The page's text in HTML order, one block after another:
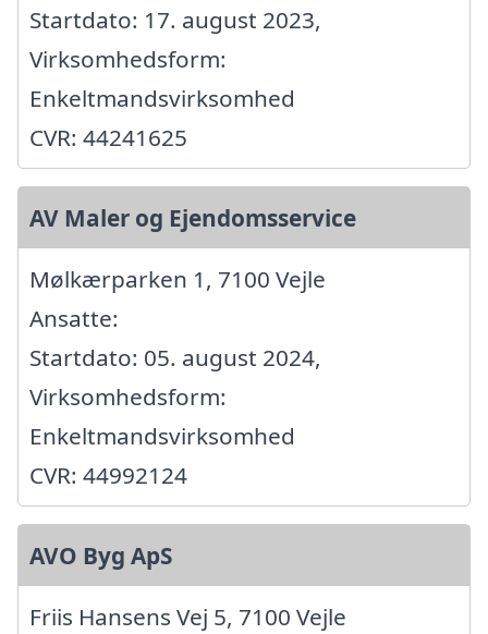
Startdato: 17. august 2023,
Virksomhedsform:
Enkeltmandsvirksomhed
CVR: 44241625
AV Maler og Ejendomsservice
Mølkærparken 1, 7100 Vejle
Ansatte:
Startdato: 05. august 2024,
Virksomhedsform:
Enkeltmandsvirksomhed
CVR: 44992124
AVO Byg ApS
Friis Hansens Vej 5, 7100 Vejle